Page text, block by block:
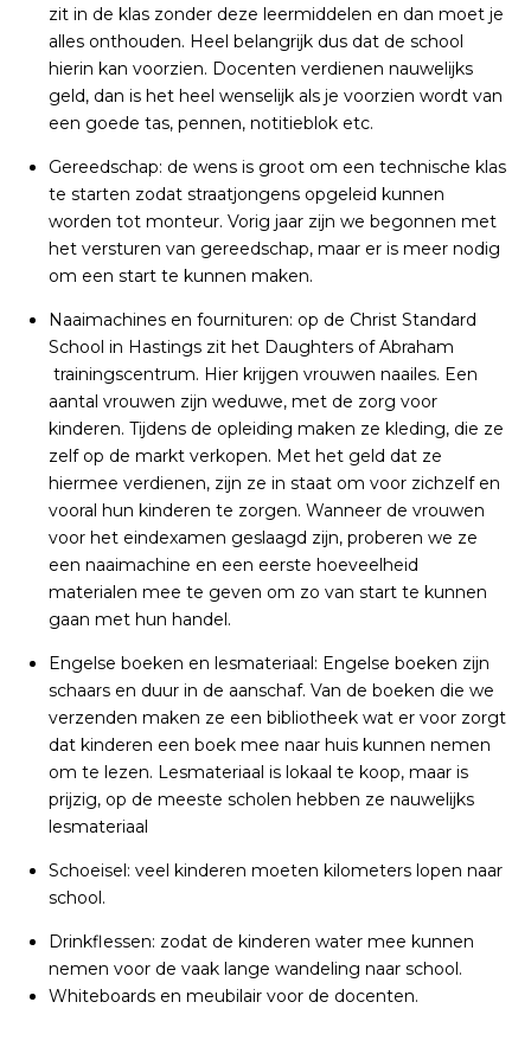
zit in de klas zonder deze leermiddelen en dan moet je
alles onthouden. Heel belangrijk dus dat de school
hierin kan voorzien. Docenten verdienen nauwelijks
geld, dan is het heel wenselijk als je voorzien wordt van
een goede tas, pennen, notitieblok etc.
Gereedschap: de wens is groot om een technische klas
te starten zodat straatjongens opgeleid kunnen
worden tot monteur. Vorig jaar zijn we begonnen met
het versturen van gereedschap, maar er is meer nodig
om een start te kunnen maken.
Naaimachines en fournituren: op de Christ Standard
School in Hastings zit het Daughters of Abraham
trainingscentrum. Hier krijgen vrouwen naailes. Een
aantal vrouwen zijn weduwe, met de zorg voor
kinderen. Tijdens de opleiding maken ze kleding, die ze
zelf op de markt verkopen. Met het geld dat ze
hiermee verdienen, zijn ze in staat om voor zichzelf en
vooral hun kinderen te zorgen. Wanneer de vrouwen
voor het eindexamen geslaagd zijn, proberen we ze
een naaimachine en een eerste hoeveelheid
materialen mee te geven om zo van start te kunnen
gaan met hun handel.
Engelse boeken en lesmateriaal: Engelse boeken zijn
schaars en duur in de aanschaf. Van de boeken die we
verzenden maken ze een bibliotheek wat er voor zorgt
dat kinderen een boek mee naar huis kunnen nemen
om te lezen. Lesmateriaal is lokaal te koop, maar is
prijzig, op de meeste scholen hebben ze nauwelijks
lesmateriaal
Schoeisel: veel kinderen moeten kilometers lopen naar
school.
Drinkflessen: zodat de kinderen water mee kunnen
nemen voor de vaak lange wandeling naar school.
Whiteboards en meubilair voor de docenten.